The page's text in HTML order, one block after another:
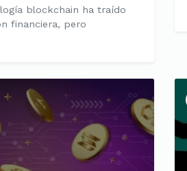
blockchain ha traído
financiera, pero